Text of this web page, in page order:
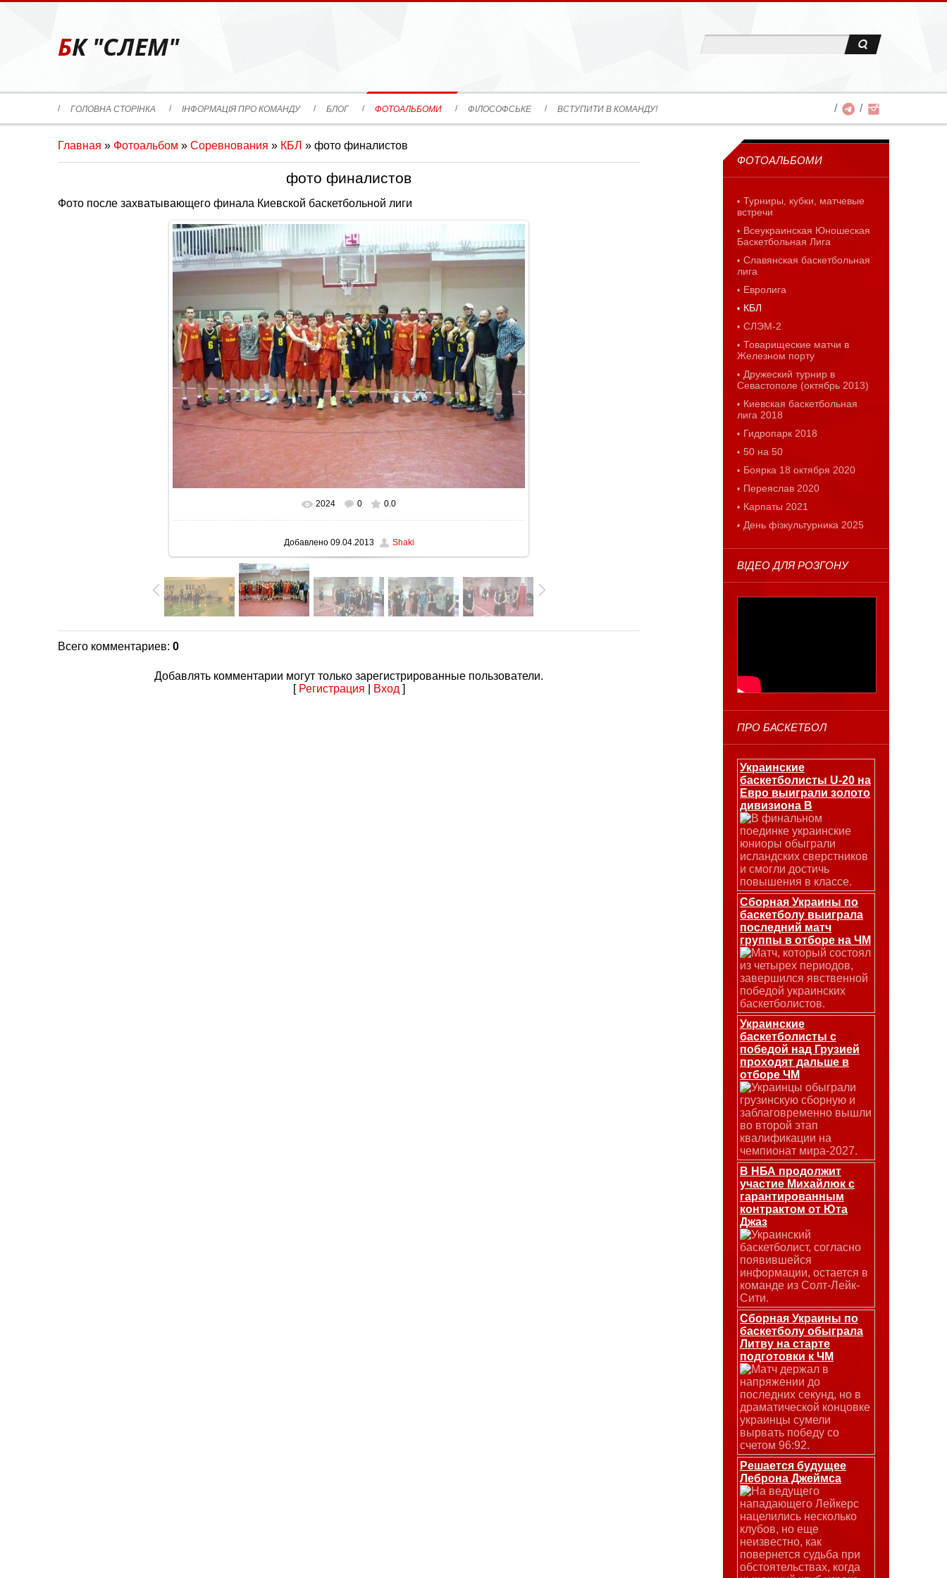
БК "СЛЕМ"
ГОЛОВНА СТОРІНКА ІНФОРМАЦІЯ ПРО КОМАНДУ БЛОГ ФОТОАЛЬБОМИ ФІЛОСОФСЬКЕ ВСТУПИТИ В КОМАНДУ!
Главная » Фотоальбом » Соревнования » КБЛ » фото финалистов
фото финалистов
Фото после захватывающего финала Киевской баскетбольной лиги
В реальном размере 1280x960
2024 0 0.0
Добавлено09.04.2013 Shaki
Всего комментариев: 0
Добавлять комментарии могут только зарегистрированные пользователи.
[ Регистрация Вход ]
ФОТОАЛЬБОМИ
Турниры, кубки, матчевые
встречи
Всеукраинская Юношеская
Баскетбольная Лига
Славянская баскетбольная
лига
Евролига
КБЛ
СЛЭМ-2
Товарищеские матчи в
Железном порту
Дружеский турнир в
Севастополе (октябрь 2013)
Киевская баскетбольная
лига 2018
Гидропарк 2018
50 на 50
Боярка 18 октября 2020
Переяслав 2020
Карпаты 2021
День фізкультурника 2025
ВІДЕО ДЛЯ РОЗГОНУ
ПРО БАСКЕТБОЛ
Украинские
баскетболисты U-20 на
Евро выиграли золото
дивизиона В
В финальном
поединке украинские
юниоры обыграли
исландских сверстников
и смогли достичь
повышения в классе.
Сборная Украины по
баскетболу выиграла
последний матч
группы в отборе на ЧМ
Матч, который состоял
из четырех периодов,
завершился явственной
победой украинских
баскетболистов.
Украинские
баскетболисты с
победой над Грузией
проходят дальше в
отборе ЧМ
Украинцы обыграли
грузинскую сборную и
заблаговременно вышли
во второй этап
квалификации на
чемпионат мира-2027.
В НБА продолжит
участие Михайлюк с
гарантированным
контрактом от Юта
Джаз
Украинский
баскетболист, согласно
появившейся
информации, остается в
команде из Солт-Лейк-
Сити.
Сборная Украины по
баскетболу обыграла
Литву на старте
подготовки к ЧМ
Матч держал в
напряжении до
последних секунд, но в
драматической концовке
украинцы сумели
вырвать победу со
счетом 96:92.
Решается будущее
Леброна Джеймса
На ведущего
нападающего Лейкерс
нацелились несколько
клубов, но еще
неизвестно, как
повернется судьба при
обстоятельствах, когда